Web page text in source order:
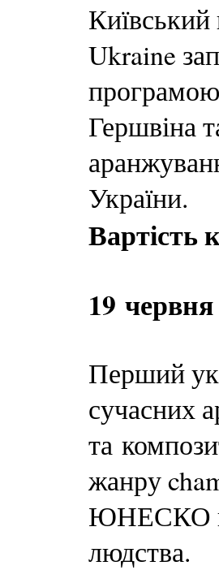
Київський
Ukraine
Гершвіна
України.
Вартість
19
Перший
сучасних
та
жанру
ЮНЕСКО
людства.